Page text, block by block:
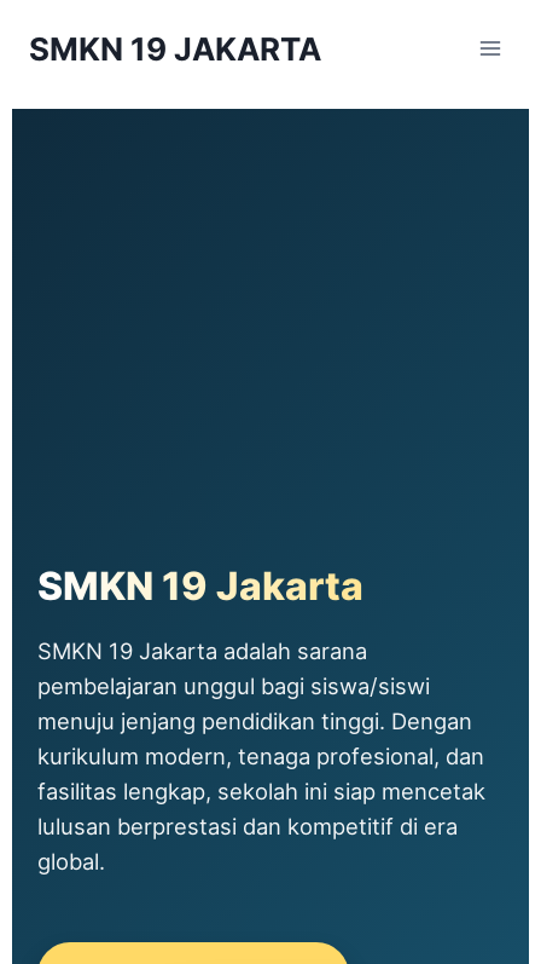
SMKN 19 JAKARTA
SMKN 19 Jakarta
SMKN 19 Jakarta adalah sarana
pembelajaran unggul bagi siswa/siswi
menuju jenjang pendidikan tinggi. Dengan
kurikulum modern, tenaga profesional, dan
fasilitas lengkap, sekolah ini siap mencetak
lulusan berprestasi dan kompetitif di era
global.